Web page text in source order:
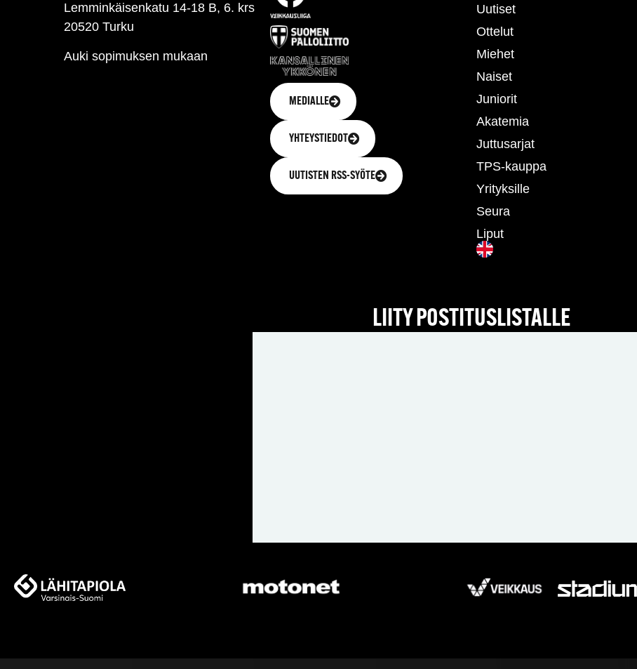
Lemminkäisenkatu 14-18 B, 6. krs
20520 Turku
Auki sopimuksen mukaan
MEDIALLE
YHTEYSTIEDOT
UUTISTEN RSS-SYÖTE
Uutiset
Ottelut
Miehet
Naiset
Juniorit
Akatemia
Juttusarjat
TPS-kauppa
Yrityksille
Seura
Liput
LIITY POSTITUSLISTALLE